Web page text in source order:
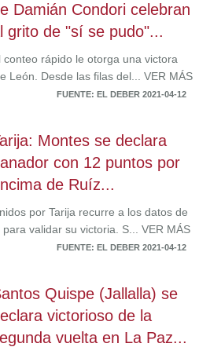
Damián Condori celebran
grito de "sí se pudo"...
conteo rápido le otorga una victora
León. Desde las filas del... VER MÁS
FUENTE: EL DEBER 2021-04-12
Montes se declara
con 12 puntos por
de Ruíz...
por Tarija recurre a los datos de
validar su victoria. S... VER MÁS
FUENTE: EL DEBER 2021-04-12
Quispe (Jallalla) se
victorioso de la
vuelta en La Paz...